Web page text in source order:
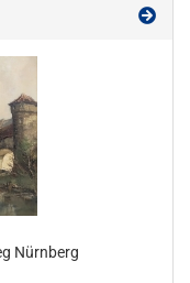
Nürnberg